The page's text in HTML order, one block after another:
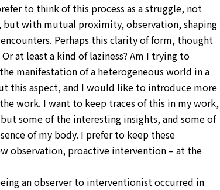
to think of this process as a struggle, not
but with mutual proximity, observation, shaping
Perhaps this clarity of form, thought
at least a kind of laziness? Am I trying to
manifestation of a heterogeneous world in a
this aspect, and I would like to introduce more
work. I want to keep traces of this in my work,
some of the interesting insights, and some of
of my body. I prefer to keep these
observation, proactive intervention – at the
an observer to interventionist occurred in